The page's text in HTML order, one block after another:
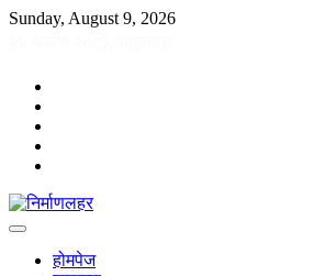
Skip
Sunday, August 9, 2026
होमपेज